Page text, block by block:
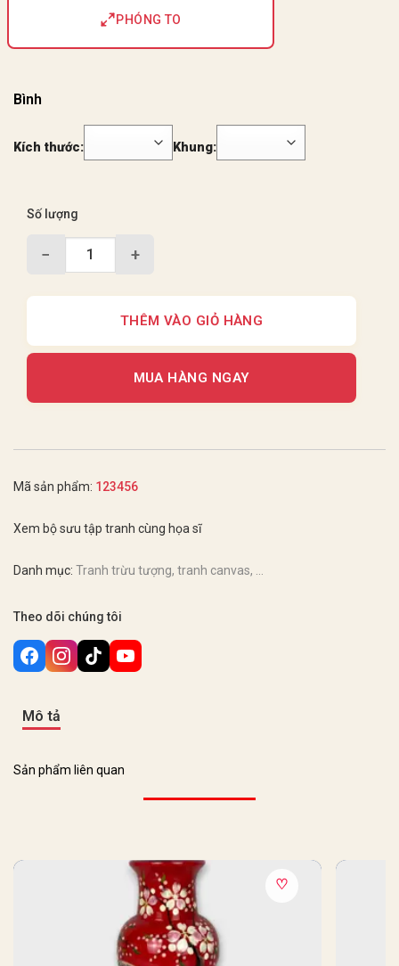
PHÓNG TO
Bình
Kích thước: Khung:
Số lượng
− +
THÊM VÀO GIỎ HÀNG
MUA HÀNG NGAY
Mã sản phẩm: 123456
Xem bộ sưu tập tranh cùng họa sĩ
Danh mục: Tranh trừu tượng, tranh canvas, ...
Theo dõi chúng tôi
Mô tả
Sản phẩm liên quan
♡